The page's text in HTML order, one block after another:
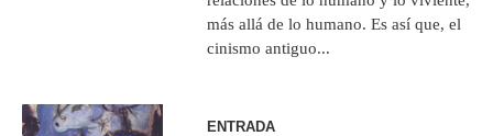
más allá de lo humano. Es así que, el
cinismo antiguo...
ENTRADA